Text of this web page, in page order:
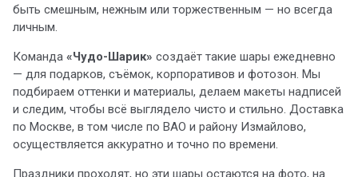
быть смешным, нежным или торжественным — но всегда
личным.
Команда «Чудо-Шарик» создаёт такие шары ежедневно
— для подарков, съёмок, корпоративов и фотозон. Мы
подбираем оттенки и материалы, делаем макеты надписей
и следим, чтобы всё выглядело чисто и стильно. Доставка
по Москве, в том числе по ВАО и району Измайлово,
осуществляется аккуратно и точно по времени.
Праздники проходят, но эти шары остаются на фото, на